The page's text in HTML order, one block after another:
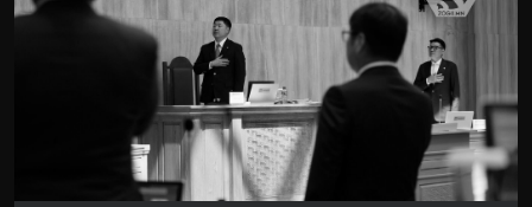
2026.08.08